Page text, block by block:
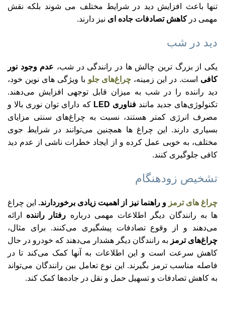
تنها باعث افزایش دید در شرایط مختلف می‌ شوند بلکه نقش
مهمی در کاهش تصادفات جاده‌ ای نیز دارند.
دید در شب
یکی از بزرگ‌ ترین چالش‌ ها در رانندگی در شب، عدم وجود نور
کافی است. در این زمینه، چراغ‌های جلو با ویژگی‌ های نوین خود،
دید راننده را در شب به میزان قابل توجهی افزایش می‌دهند.
تکنولوژی‌های جدید مانندفناوری LED
که دارای توان نوری بالا و
مصرف انرژی کمتر هستند، نسبت به چراغ‌های سنتی مزایای
بسیاری دارند. این چراغ‌ ها همچنین می‌توانند در شرایط جوی
مختلف، به خوبی عمل کرده و از ایجاد خطرات ناشی از عدم دید
کافی جلوگیری کنند.
تشخیص زودهنگام
چراغ‌ های ترمز و راهنما نیز از اهمیت زیادی برخوردارند. این چراغ‌
ها به رانندگان دیگر اطلاعات مهمی درباره رفتار راننده ارائه
می‌دهند و از وقوع تصادفات پیشگیری می‌کنند. برای مثال،
چراغ‌های ترمز به رانندگان دیگر هشدار می‌دهند که خودرو در حال
کاهش سرعت است و این اطلاعات به آنها کمک می‌کند تا در
فاصله مناسب ترمز بگیرند. این نوع تعامل بین رانندگان می‌تواند
به کاهش تصادفات و تسهیل حمل و نقل در جاده‌ها کمک کند.